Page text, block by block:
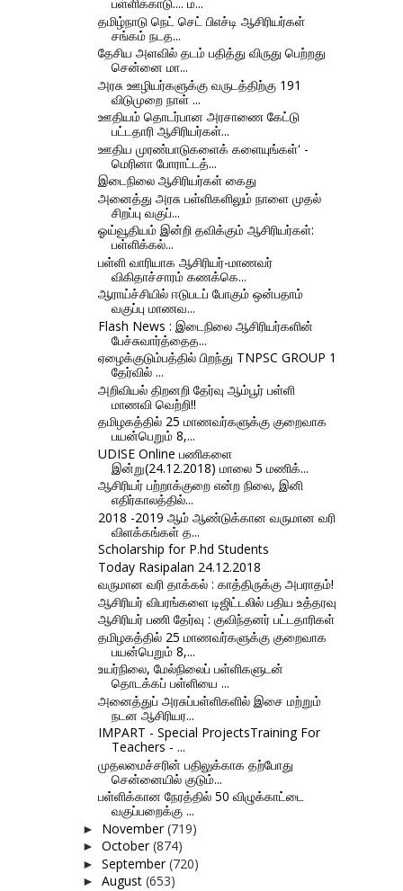
தமிழ்நாடு நெட் செட் பிஎச்டி ஆசிரியர்கள்
சங்கம் நடத...
தேசிய அளவில் தடம் பதித்து விருது பெற்றது
சென்னை மா...
அரசு ஊழியர்களுக்கு வருடத்திற்கு 191
விடுமுறை நாள் ...
ஊதியம் தொடர்பான அரசாணை கேட்டு
பட்டதாரி ஆசிரியர்கள்...
ஊதிய முரண்பாடுகளைக் களையுங்கள்' -
மெரினா போராட்டத்...
இடைநிலை ஆசிரியர்கள் கைது
அனைத்து அரசு பள்ளிகளிலும் நாளை முதல்
சிறப்பு வகுப்...
ஓய்வூதியம் இன்றி தவிக்கும் ஆசிரியர்கள்:
பள்ளிக்கல்...
பள்ளி வாரியாக ஆசிரியர்-மாணவர்
விகிதாச்சாரம் கணக்கெ...
ஆராய்ச்சியில் ஈடுபடப் போகும் ஒன்பதாம்
வகுப்பு மாணவ...
Flash News : இடைநிலை ஆசிரியர்களின்
பேச்சுவார்த்தைத...
ஏழைக்குடும்பத்தில் பிறந்து TNPSC GROUP 1
தேர்வில் ...
அறிவியல் திறனறி தேர்வு ஆம்பூர் பள்ளி
மாணவி வெற்றி!!
தமிழகத்தில் 25 மாணவர்களுக்கு குறைவாக
பயன்பெறும் 8,...
UDISE Online பணிகளை
இன்று(24.12.2018) மாலை 5 மணிக்...
ஆசிரியர் பற்றாக்குறை என்ற நிலை, இனி
எதிர்காலத்தில்...
2018 -2019 ஆம் ஆண்டுக்கான வருமான வரி
விளக்கங்கள் த...
Scholarship for P.hd Students
Today Rasipalan 24.12.2018
வருமான வரி தாக்கல் : காத்திருக்கு அபராதம்!
ஆசிரியர் விபரங்களை டிஜிட்டலில் பதிய உத்தரவு
ஆசிரியர் பணி தேர்வு : குவிந்தனர் பட்டதாரிகள்
தமிழகத்தில் 25 மாணவர்களுக்கு குறைவாக
பயன்பெறும் 8,...
உயர்நிலை, மேல்நிலைப் பள்ளிகளுடன்
தொடக்கப் பள்ளியை ...
அனைத்துப் அரசுப்பள்ளிகளில் இசை மற்றும்
நடன ஆசிரியர...
IMPART - Special ProjectsTraining For
Teachers - ...
முதலமைச்சரின் பதிலுக்காக தற்போது
சென்னையில் குடும்...
பள்ளிக்கான நேரத்தில் 50 விழுக்காட்டை
வகுப்பறைக்கு ...
► November(719)
► October(874)
► September(720)
► August (653)